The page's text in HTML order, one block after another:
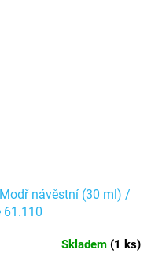
návěstní (30 ml) /
61.110
Skladem (1 ks)